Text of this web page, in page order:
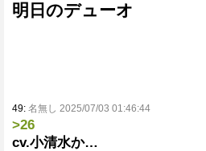
明日のデューオ
49: 名無し 2025/07/03 01:46:44
>26
cv.小清水か…